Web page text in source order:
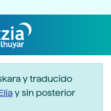
y traducido
y sin posterior